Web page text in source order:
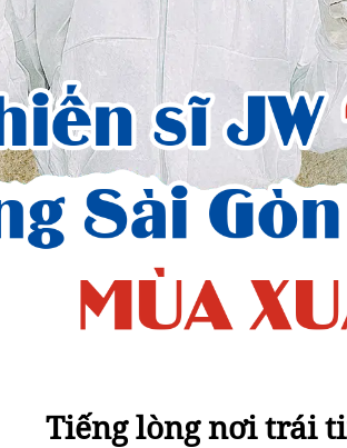
Tiếng lòng nơi trái